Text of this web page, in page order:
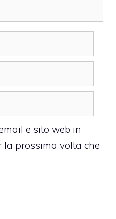
e sito web in
la prossima volta che